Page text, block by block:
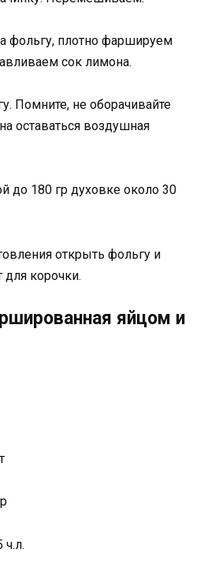
плотно фаршируем
сок лимона.
Помните, не оборачивайте
оставаться воздушная
до 180 гр духовке около 30
открыть фольгу и
для корочки.
яйцом и
ч.л.